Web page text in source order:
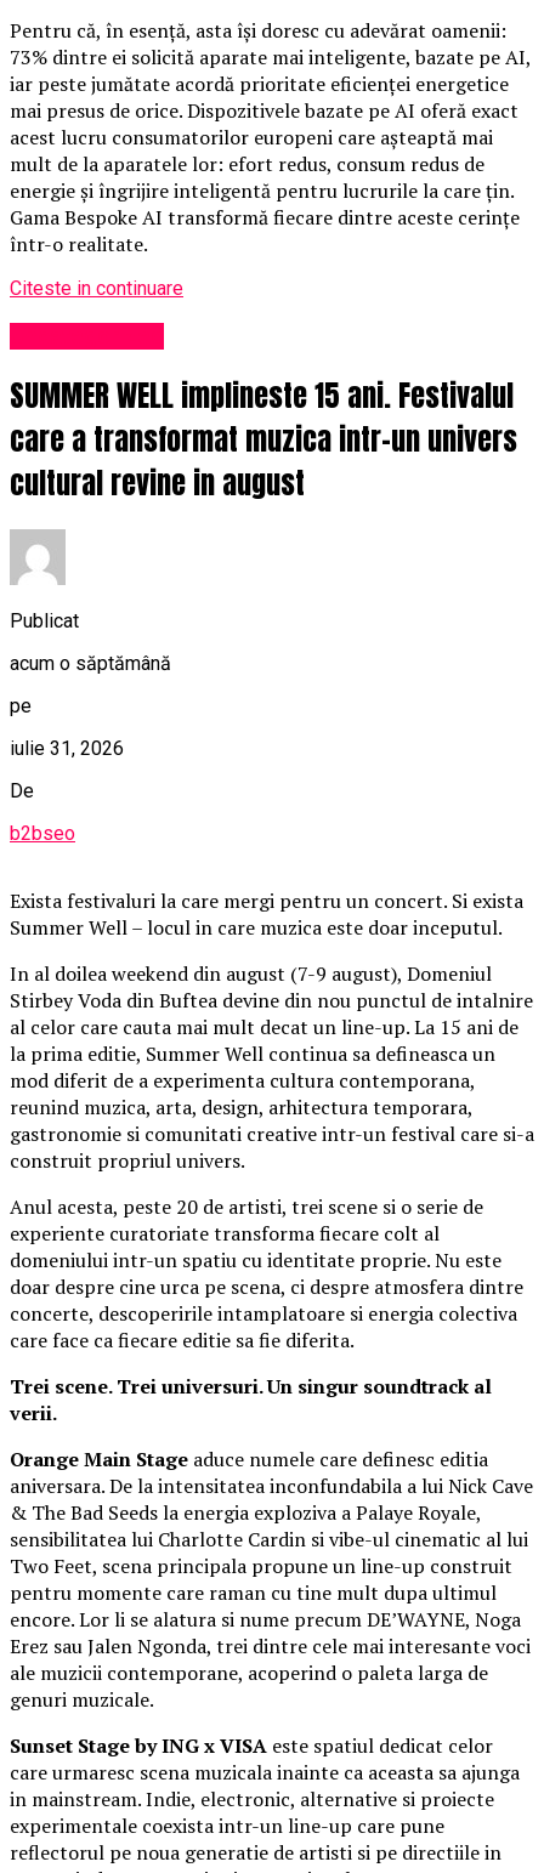
Pentru că, în esență, asta își doresc cu adevărat oamenii:
73% dintre ei solicită aparate mai inteligente, bazate pe AI,
iar peste jumătate acordă prioritate eficienței energetice
mai presus de orice. Dispozitivele bazate pe AI oferă exact
acest lucru consumatorilor europeni care așteaptă mai
mult de la aparatele lor: efort redus, consum redus de
energie și îngrijire inteligentă pentru lucrurile la care țin.
Gama Bespoke AI transformă fiecare dintre aceste cerințe
într-o realitate.
Citeste in continuare
SUMMER WELL implineste 15 ani. Festivalul
care a transformat muzica intr-un univers
cultural revine in august
Publicat
acum o săptămână
pe
iulie 31, 2026
De
b2bseo
Exista festivaluri la care mergi pentru un concert. Si exista
Summer Well – locul in care muzica este doar inceputul.
In al doilea weekend din august (7-9 august), Domeniul
Stirbey Voda din Buftea devine din nou punctul de intalnire
al celor care cauta mai mult decat un line-up. La 15 ani de
la prima editie, Summer Well continua sa defineasca un
mod diferit de a experimenta cultura contemporana,
reunind muzica, arta, design, arhitectura temporara,
gastronomie si comunitati creative intr-un festival care si-a
construit propriul univers.
Anul acesta, peste 20 de artisti, trei scene si o serie de
experiente curatoriate transforma fiecare colt al
domeniului intr-un spatiu cu identitate proprie. Nu este
doar despre cine urca pe scena, ci despre atmosfera dintre
concerte, descoperirile intamplatoare si energia colectiva
care face ca fiecare editie sa fie diferita.
Trei scene. Trei universuri. Un singur soundtrack al
verii.
Orange Main Stage aduce numele care definesc editia
aniversara. De la intensitatea inconfundabila a lui Nick Cave
& The Bad Seeds la energia exploziva a Palaye Royale,
sensibilitatea lui Charlotte Cardin si vibe-ul cinematic al lui
Two Feet, scena principala propune un line-up construit
pentru momente care raman cu tine mult dupa ultimul
encore. Lor li se alatura si nume precum DE’WAYNE, Noga
Erez sau Jalen Ngonda, trei dintre cele mai interesante voci
ale muzicii contemporane, acoperind o paleta larga de
genuri muzicale.
Sunset Stage by ING x VISA este spatiul dedicat celor
care urmaresc scena muzicala inainte ca aceasta sa ajunga
in mainstream. Indie, electronic, alternative si proiecte
experimentale coexista intr-un line-up care pune
reflectorul pe noua generatie de artisti si pe directiile in